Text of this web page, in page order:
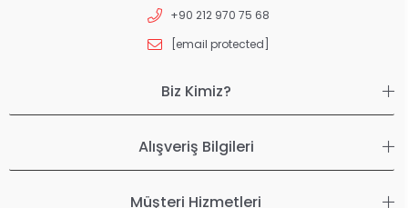
+90 212 970 75 68
[email protected]
Biz Kimiz?
Alışveriş Bilgileri
Müşteri Hizmetleri